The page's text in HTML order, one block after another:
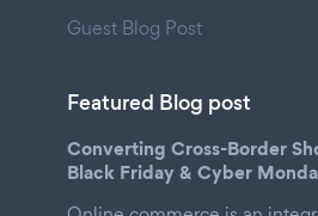
Guest Blog Post
Featured Blog post
Converting Cross-Border
Black Friday & Cyber